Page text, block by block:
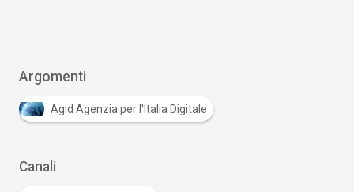
Argomenti
Agid Agenzia per l'Italia Digitale
Canali